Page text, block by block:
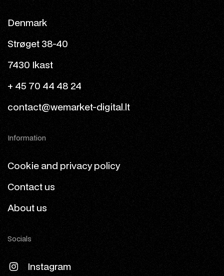
Denmark
Strøget 38-40
7430 Ikast
+ 45 70 44 48 24
contact@wemarket-digital.lt
Information
Cookie and privacy policy
Contact us
About us
Socials
Instagram